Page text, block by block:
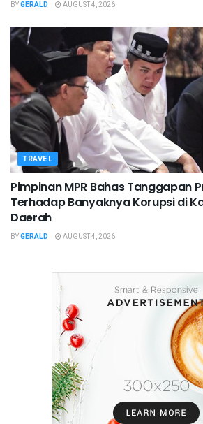
BYGERALD AUGUST 4, 2026
TRAVEL
Pimpinan MPR Bahas Tanggapan
Terhadap Banyaknya Korupsi di
Daerah
BYGERALD AUGUST 4, 2026